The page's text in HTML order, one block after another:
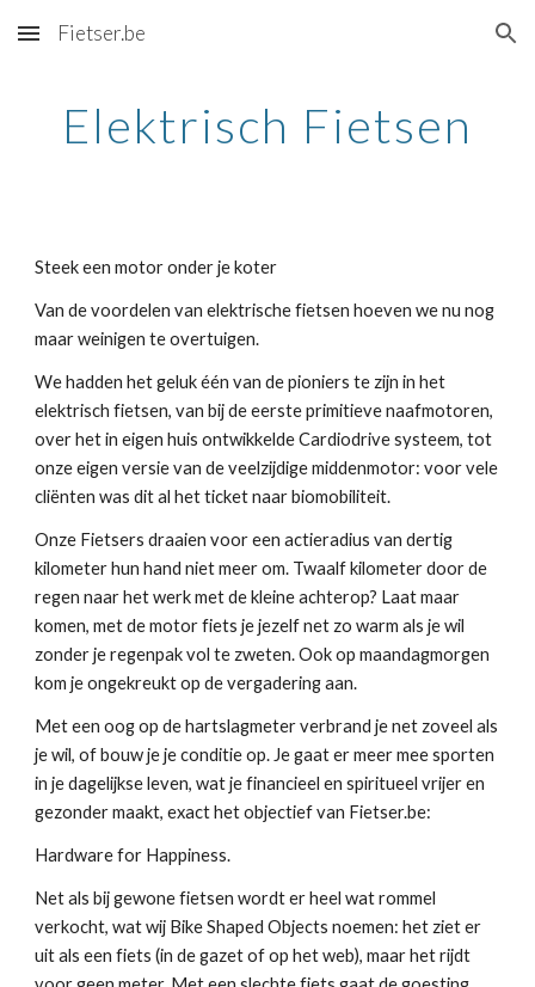
Skip to main content Skip to navigation
Fietser.be
Elektrisch Fietsen
Steek een motor onder je koter
Van de voordelen van elektrische fietsen hoeven we nu nog
maar weinigen te overtuigen.
We hadden het geluk één van de pioniers te zijn in het
elektrisch fietsen, van bij de eerste primitieve naafmotoren,
over het in eigen huis ontwikkelde Cardiodrive systeem, tot
onze eigen versie van de veelzijdige middenmotor: voor vele
cliënten was dit al het ticket naar biomobiliteit.
Onze Fietsers draaien voor een actieradius van dertig
kilometer hun hand niet meer om. Twaalf kilometer door de
regen naar het werk met de kleine achterop? Laat maar
komen, met de motor fiets je jezelf net zo warm als je wil
zonder je regenpak vol te zweten. Ook op maandagmorgen
kom je ongekreukt op de vergadering aan.
Met een oog op de hartslagmeter verbrand je net zoveel als
je wil, of bouw je je conditie op. Je gaat er meer mee sporten
in je dagelijkse leven, wat je financieel en spiritueel vrijer en
gezonder maakt, exact het objectief van Fietser.be:
Hardware for Happiness.
Net als bij gewone fietsen wordt er heel wat rommel
verkocht, wat wij Bike Shaped Objects noemen: het ziet er
uit als een fiets (in de gazet of op het web), maar het rijdt